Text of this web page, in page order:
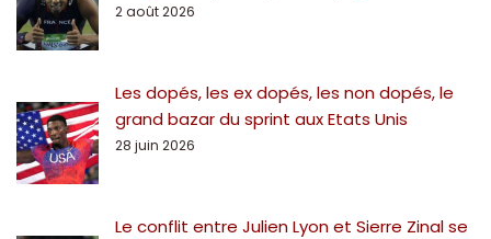
2 août 2026
Les dopés, les ex dopés, les non dopés, le
grand bazar du sprint aux Etats Unis
28 juin 2026
Le conflit entre Julien Lyon et Sierre Zinal se